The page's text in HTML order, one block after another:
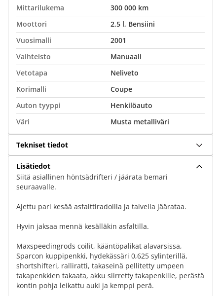
Mittarilukema
300 000 km
Moottori
2,5 l, Bensiini
Vuosimalli
2001
Vaihteisto
Manuaali
Vetotapa
Neliveto
Korimalli
Coupe
Auton tyyppi
Henkilöauto
Väri
Musta metalliväri
Tekniset tiedot
Lisätiedot
Siitä asiallinen höntsädrifteri / jäärata bemari
seuraavalle.
Ajettu pari kesää asfalttiradoilla ja talvella jäärataa.
Hyvin jaksaa mennä kesälläkin asfaltilla.
Maxspeedingrods coilit, kääntöpalikat alavarsissa,
Sparcon kuppipenkki, hydekässäri 0,625 sylinterillä,
shortshifteri, ralliratti, takaseinä pellitetty umpeen
takapenkkien takaata, akku siirretty takapenkille, perästä
kontin pohja leikattu auki ja kemppi perä.